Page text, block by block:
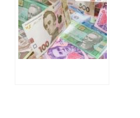
проектувальника,
якому віддадуть
чотири мільйона
гривень